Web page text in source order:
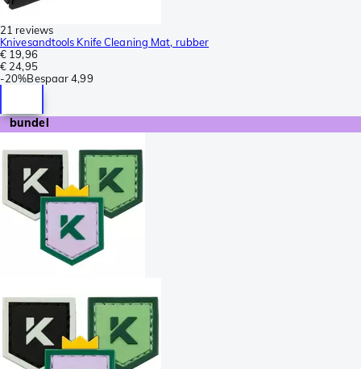
21 reviews
Knivesandtools Knife Cleaning Mat, rubber
€ 19,96
€ 24,95
-20%Bespaar 4,99
bundel